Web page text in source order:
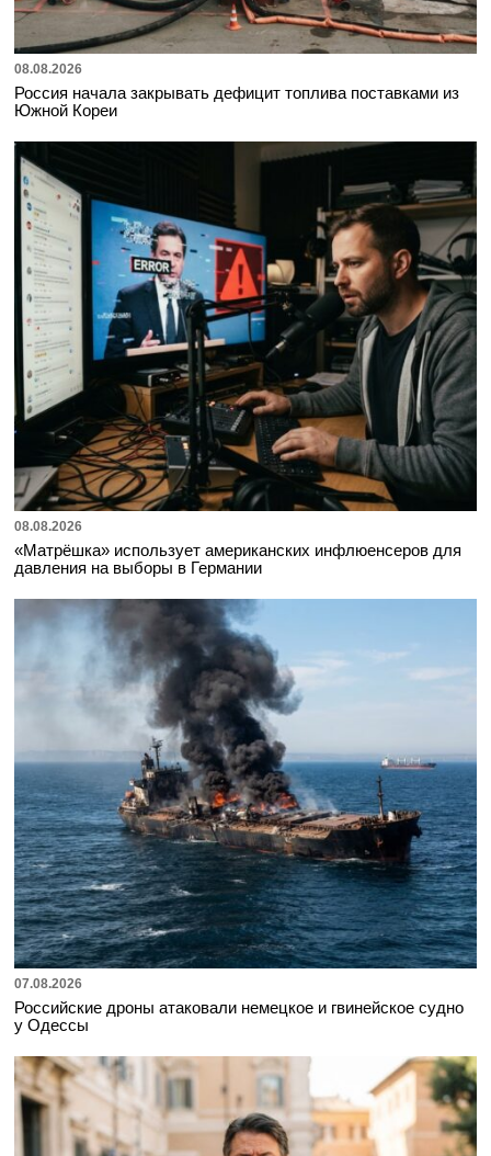
08.08.2026
Россия начала закрывать дефицит топлива поставками из
Южной Кореи
08.08.2026
«Матрёшка» использует американских инфлюенсеров для
давления на выборы в Германии
07.08.2026
Российские дроны атаковали немецкое и гвинейское судно
у Одессы